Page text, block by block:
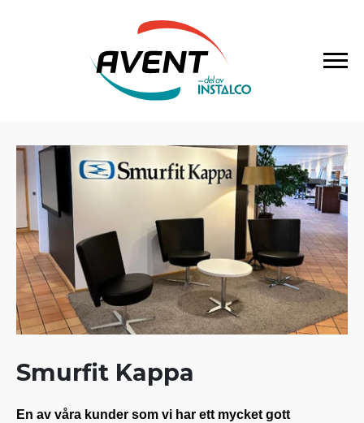
Smurfit Kappa
En av våra kunder som vi har ett mycket gott